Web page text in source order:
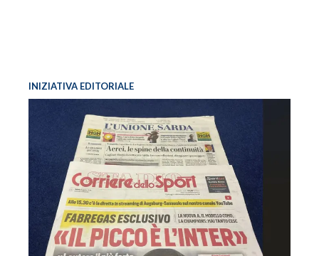
INIZIATIVA EDITORIALE